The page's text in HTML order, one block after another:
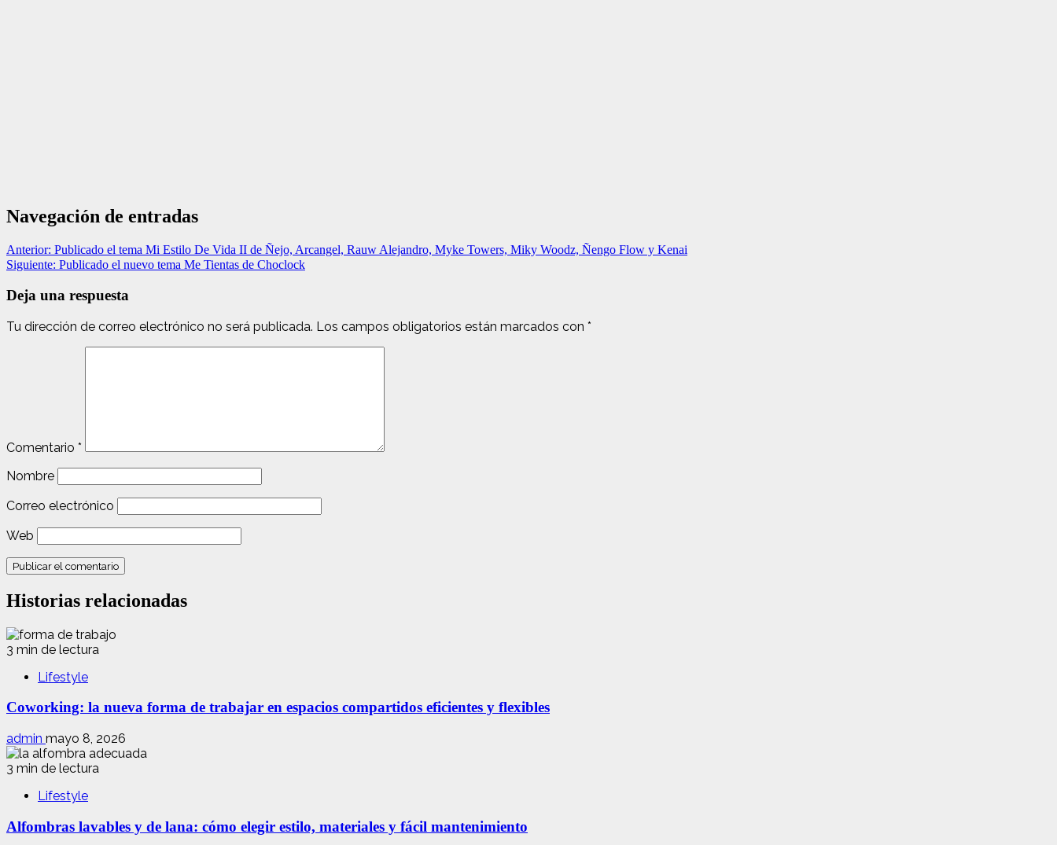
Navegación de entradas
Anterior: Publicado el tema Mi Estilo De Vida II de Ñejo, Arcangel, Rauw Alejandro, Myke Towers, Miky Woodz, Ñengo Flow y Kenai
Siguiente: Publicado el nuevo tema Me Tientas de Choclock
Deja una respuesta
Tu dirección de correo electrónico no será publicada. Los campos obligatorios están marcados con *
Comentario *
Nombre
Correo electrónico
Web
Historias relacionadas
3 min de lectura
Lifestyle
Coworking: la nueva forma de trabajar en espacios compartidos eficientes y flexibles
admin mayo 8, 2026
3 min de lectura
Lifestyle
Alfombras lavables y de lana: cómo elegir estilo, materiales y fácil mantenimiento